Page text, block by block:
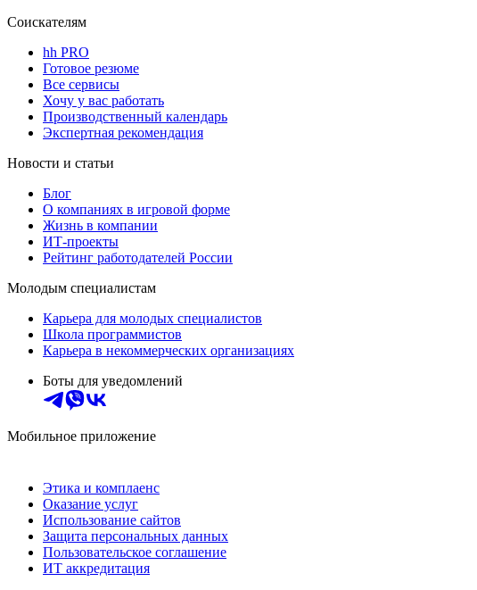
Соискателям
hh PRO
Готовое резюме
Все сервисы
Хочу у вас работать
Производственный календарь
Экспертная рекомендация
Новости и статьи
Блог
О компаниях в игровой форме
Жизнь в компании
ИТ-проекты
Рейтинг работодателей России
Молодым специалистам
Карьера для молодых специалистов
Школа программистов
Карьера в некоммерческих организациях
Боты для уведомлений
Мобильное приложение
Этика и комплаенс
Оказание услуг
Использование сайтов
Защита персональных данных
Пользовательское соглашение
ИТ аккредитация